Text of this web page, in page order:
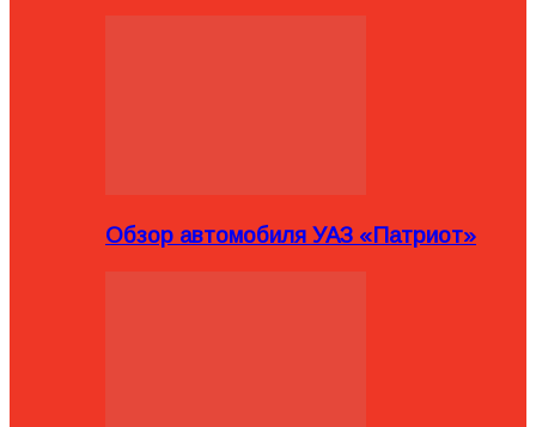
Обзор автомобиля УАЗ «Патриот»